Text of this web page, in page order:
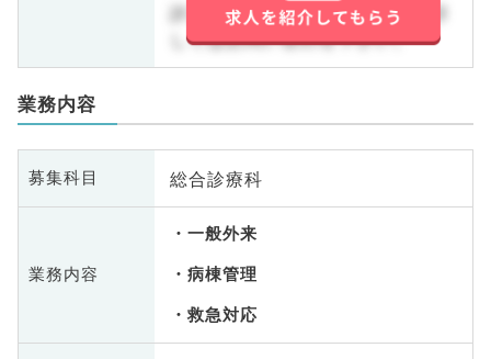
詳しくはお問い合わせ下さい。詳
しくはお問い合わせ下さい。
業務内容
募集科目 総合診療科
業務内容
一般外来
病棟管理
救急対応